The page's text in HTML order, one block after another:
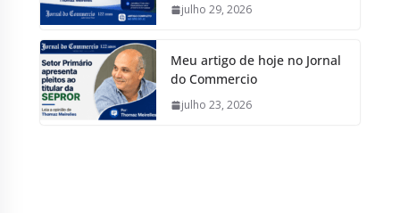
julho 29, 2026
Meu artigo de hoje no Jornal
do Commercio
julho 23, 2026